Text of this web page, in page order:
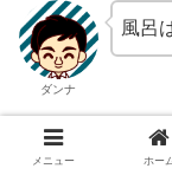
ダンナ
風呂
メニュー ホー